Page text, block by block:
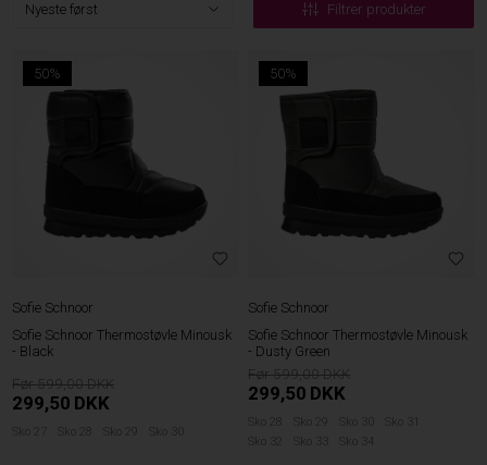
Filtrer produkter
50%
Sofie Schnoor
Sofie Schnoor Thermostøvle Minousk
- Black
599,00
299,50 DKK
Sko 27 Sko 28 Sko 29 Sko 30
50%
Sofie Schnoor
Sofie Schnoor Thermostøvle Minousk
- Dusty Green
599,00
299,50 DKK
Sko 28 Sko 29 Sko 30
Sko 31
Sko 32
Sko 33 Sko 34